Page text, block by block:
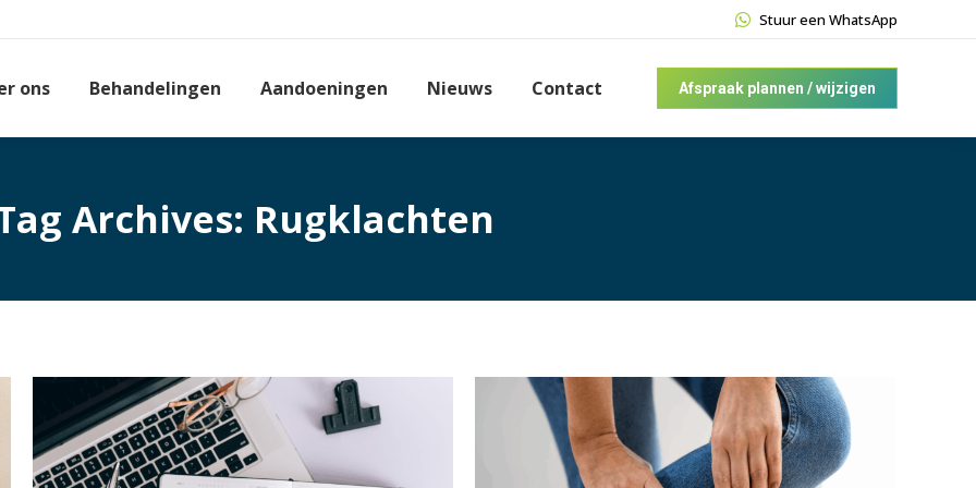
Stuur een WhatsApp
ons Behandelingen Aandoeningen Nieuws Contact Afspraak plannen / wijzigen
Archives: Rugklachten